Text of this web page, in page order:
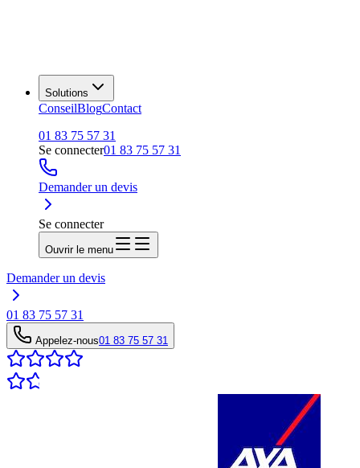
Solutions
ConseilBlogContact
01 83 75 57 31
Se connecter01 83 75 57 31
Demander un devis
Se connecter
Ouvrir le menu
Demander un devis
01 83 75 57 31
Appelez-nous01 83 75 57 31